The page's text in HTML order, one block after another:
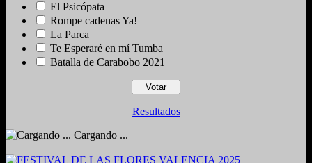
El Psicópata
Rompe cadenas Ya!
La Parca
Te Esperaré en mí Tumba
Batalla de Carabobo 2021
Resultados
Cargando ...